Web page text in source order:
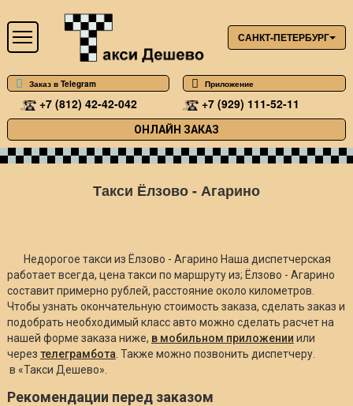
САНКТ-ПЕТЕРБУРГ
Заказ в Telegram Приложение
+7 (812) 42-42-042 +7 (929) 111-52-11
ОНЛАЙН ЗАКАЗ
Такси Ёлзово - Агарино
Недорогое такси из Ёлзово - Агарино Наша диспетчерская
работает всегда, цена такси по маршруту из; Ёлзово - Агарино
составит примерно рублей, расстояние около километров.
Чтобы узнать окончательную стоимость заказа, сделать заказ и
подобрать необходимый класс авто можно сделать расчет на
нашей форме заказа ниже, в мобильном приложении или
через телеграмбота . Также можно позвонить диспетчеру.
в «Такси Дешево».
Рекомендации перед заказом